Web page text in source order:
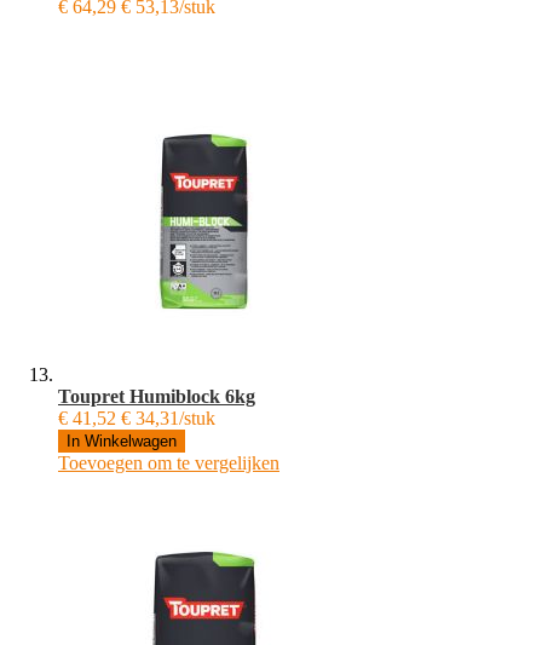
€ 64,29 € 53,13/stuk
Toupret Humiblock 6kg
€ 41,52 € 34,31/stuk
In Winkelwagen
Toevoegen om te vergelijken